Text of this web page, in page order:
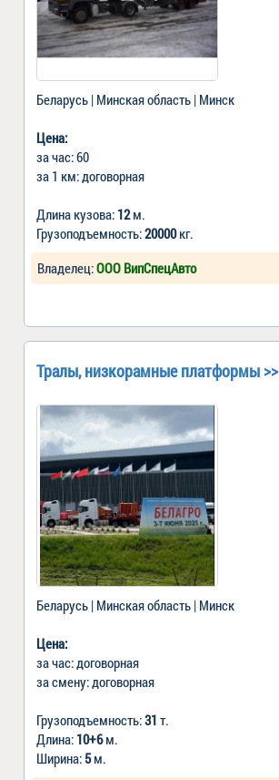
Беларусь | Минская область | Минск
Цена:
за час: 60
за 1 км: договорная
Длина кузова: 12м.
Грузоподъемность:20000кг.
Владелец:ООО ВипСпецАвто
Тралы, низкорамные платформы >>
Беларусь | Минская область | Минск
Цена:
за час: договорная
за смену: договорная
Грузоподъемность:31 т.
Длина: 10+6м.
Ширина: 5м.